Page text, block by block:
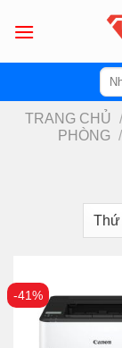
Tìm
kiếm:
TRANG CHỦ /
PHÒNG /
-41%